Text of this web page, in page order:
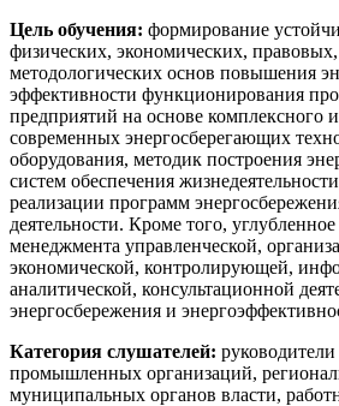
Цель обучения: формирование
физических, экономических,
методологических основ повышения
эффективности функционирования
предприятий на основе комплексного
современных энергосберегающих
оборудования, методик построения
систем обеспечения
реализации программ
деятельности. Кроме того,
менеджмента управленческой,
экономической, контролирующей,
аналитической, консультационной
энергосбережения и
Категория слушателей:
промышленных организаций,
муниципальных органов власти,